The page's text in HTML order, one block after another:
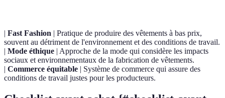
| Fast Fashion | Pratique de produire des vêtements à bas prix,
souvent au détriment de l'environnement et des conditions de travail.
| Mode éthique | Approche de la mode qui considère les impacts
sociaux et environnementaux de la fabrication de vêtements.
| Commerce équitable | Système de commerce qui assure des
conditions de travail justes pour les producteurs.